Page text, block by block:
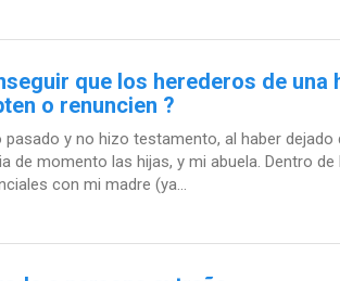
que los herederos de una
o renuncien ?
pasado y no hizo testamento, al haber
de momento las hijas, y mi abuela. Dentro
con mi madre (ya...